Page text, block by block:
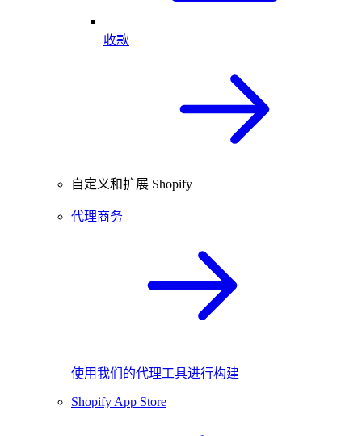
收款
自定义和扩展 Shopify
代理商务
使用我们的代理工具进行构建
Shopify App Store